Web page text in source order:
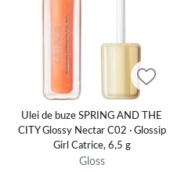
Ulei de buze SPRING AND THE
CITY Glossy Nectar C02 · Glossip
Girl Catrice, 6,5 g
Gloss